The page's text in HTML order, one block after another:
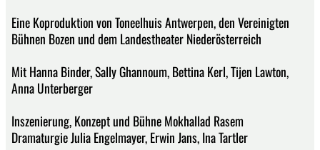
Eine Koproduktion von Toneelhuis Antwerpen, den Vereinigten
Bühnen Bozen und dem Landestheater Niederösterreich
Mit Hanna Binder, Sally Ghannoum, Bettina Kerl, Tijen Lawton,
Anna Unterberger
Inszenierung, Konzept und Bühne Mokhallad Rasem
Dramaturgie Julia Engelmayer, Erwin Jans, Ina Tartler